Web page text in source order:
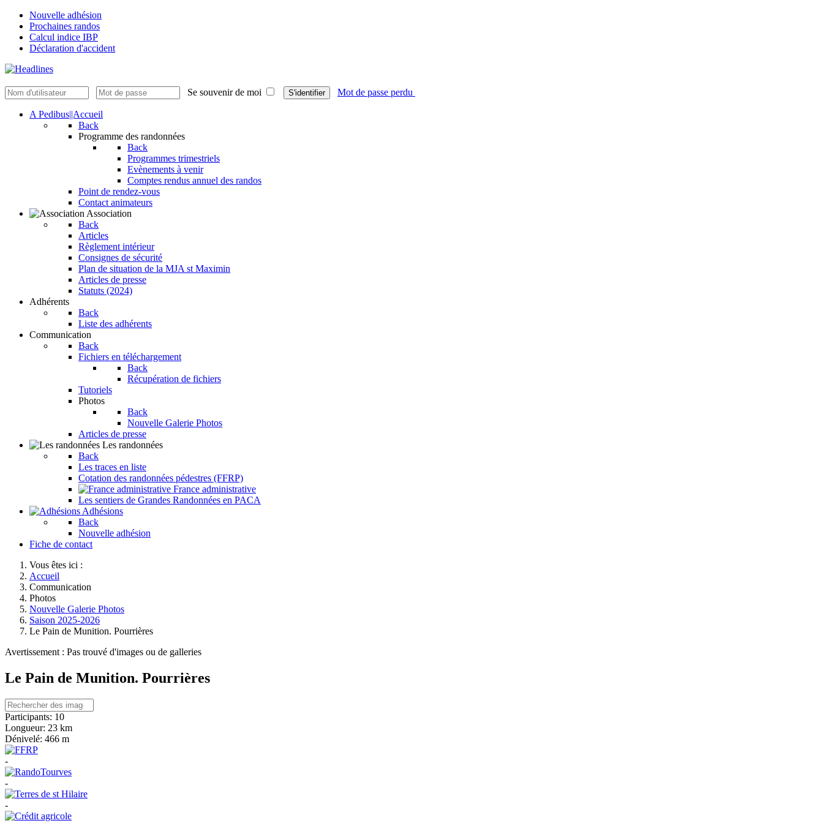
Nouvelle adhésion
Prochaines randos
Calcul indice IBP
Déclaration d'accident
Se souvenir de moi S'identifier Mot de passe perdu
A Pedibus||Accueil
Back
Programme des randonnées
Back
Programmes trimestriels
Evènements à venir
Comptes rendus annuel des randos
Point de rendez-vous
Contact animateurs
Association
Back
Articles
Règlement intérieur
Consignes de sécurité
Plan de situation de la MJA st Maximin
Articles de presse
Statuts (2024)
Adhérents
Back
Liste des adhérents
Communication
Back
Fichiers en téléchargement
Back
Récupération de fichiers
Tutoriels
Photos
Back
Nouvelle Galerie Photos
Articles de presse
Les randonnées
Back
Les traces en liste
Cotation des randonnées pédestres (FFRP)
France administrative
Les sentiers de Grandes Randonnées en PACA
Adhésions
Back
Nouvelle adhésion
Fiche de contact
Vous êtes ici :
Accueil
Communication
Photos
Nouvelle Galerie Photos
Saison 2025-2026
Le Pain de Munition. Pourrières
Avertissement : Pas trouvé d'images ou de galleries
Le Pain de Munition. Pourrières
Participants: 10
Longueur: 23 km
Dénivelé: 466 m
-
-
-